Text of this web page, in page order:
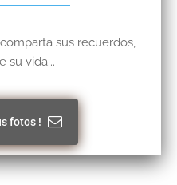
sus recuerdos,
su vida...
fotos !